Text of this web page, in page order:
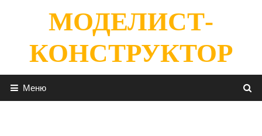
содержимомуМОДЕЛИСТ-
КОНСТРУКТОР
Меню